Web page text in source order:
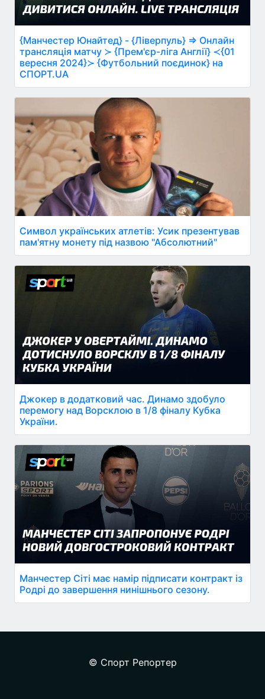
{Манчестер Юнайтед} - {Ліверпуль} ⇒ Онлайн
трансляція матчу ≻ {Прем'єр-ліга Англії} ≺{01
вересня 2024}≻ {Футбольний поєдинок} на
СПОРТ.UA
Символ українських атлетів: Усик презентував
пам'ятну монету під назвою "Абсолютний"
Джокер в додатковий час. Динамо здобуло
перемогу над Ворсклою в 1/8 фіналу Кубка
України.
Манчестер Сіті має намір підписати контракт із
Родрі до завершення нинішнього сезону.
© Спорт Репортер